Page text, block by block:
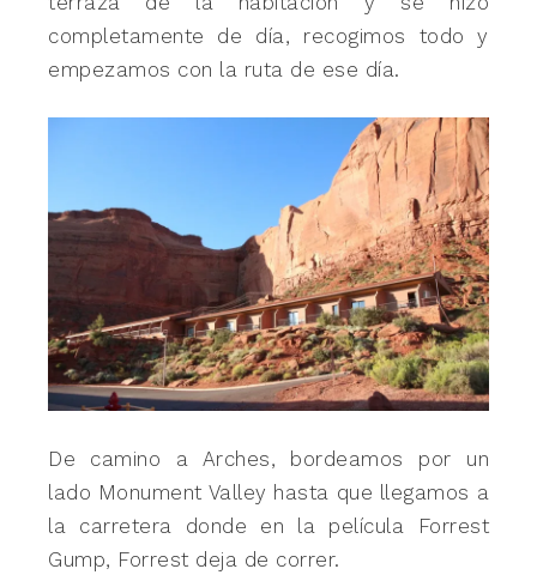
completamente de día, recogimos todo y
empezamos con la ruta de ese día.
De camino a Arches, bordeamos por un
lado Monument Valley hasta que llegamos a
la carretera donde en la película Forrest
Gump, Forrest deja de correr.